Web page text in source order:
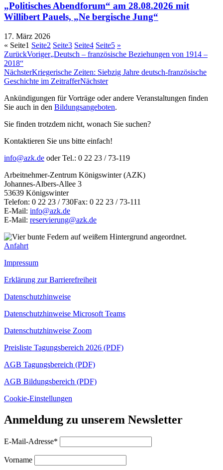
„Politisches Abendforum“ am 28.08.2026 mit
Willibert Pauels, „Ne bergische Jung“
17. März 2026
« Seite1 Seite2 Seite3 Seite4 Seite5 »
ZurückVoriger„Deutsch – französische Beziehungen von 1914 –
2018“
NächsterKriegerische Zeiten: Siebzig Jahre deutsch-französische
Geschichte im ZeitrafferNächster
Ankündigungen für Vorträge oder andere Veranstaltungen finden
Sie auch in den Bildungsangeboten.
Sie finden trotzdem nicht, wonach Sie suchen?
Kontaktieren Sie uns bitte einfach!
info@azk.de oder Tel.: 0 22 23 / 73-119
Arbeitnehmer-Zentrum Königswinter (AZK)
Johannes-Albers-Allee 3
53639 Königswinter
Telefon: 0 22 23 / 730Fax: 0 22 23 / 73-111
E-Mail: info@azk.de
E-Mail: reservierung@azk.de
Anfahrt
Impressum
Erklärung zur Barrierefreiheit
Datenschutzhinweise
Datenschutzhinweise Microsoft Teams
Datenschutzhinweise Zoom
Preisliste Tagungsbereich 2026 (PDF)
AGB Tagungsbereich (PDF)
AGB Bildungsbereich (PDF)
Cookie-Einstellungen
Anmeldung zu unserem Newsletter
E-Mail-Adresse*
Vorname